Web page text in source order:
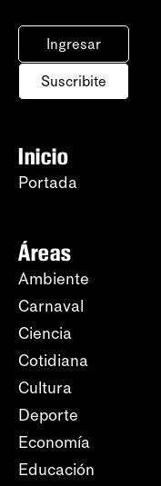
Ingresar
Suscribite
Inicio
Portada
Áreas
Ambiente
Carnaval
Ciencia
Cotidiana
Cultura
Deporte
Economía
Educación